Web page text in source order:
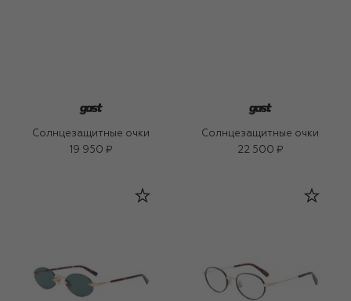
Солнцезащитные очки
19 950 ₽
Солнцезащитные очки
22 500 ₽